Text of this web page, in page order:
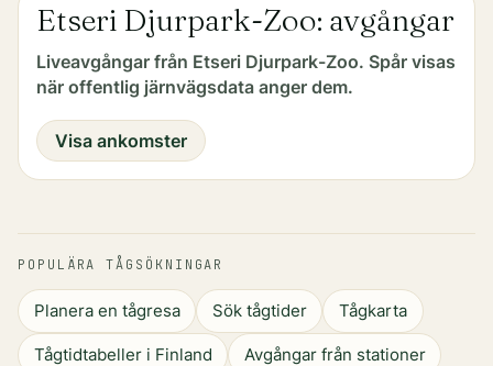
Etseri Djurpark-Zoo: avgångar
Liveavgångar från Etseri Djurpark-Zoo. Spår visas
när offentlig järnvägsdata anger dem.
Visa ankomster
POPULÄRA TÅGSÖKNINGAR
Planera en tågresa Sök tågtider Tågkarta
Tågtidtabeller i Finland Avgångar från stationer